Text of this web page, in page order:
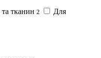
тканин 2
Для